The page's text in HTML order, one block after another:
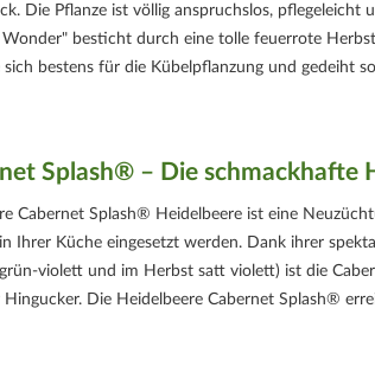
Die Pflanze ist völlig anspruchslos,
Wonder" besticht durch eine tolle feuerrote
sich bestens für die Kübelpflanzung und gedeiht
Splash® – Die schmackhafte
Cabernet Splash® Heidelbeere ist eine
Ihrer Küche eingesetzt werden. Dank ihrer
violett und im Herbst satt violett) ist die
Hingucker. Die Heidelbeere Cabernet Splash®